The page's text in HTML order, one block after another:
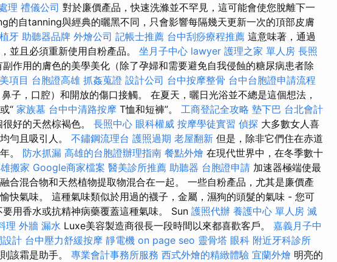
理 禮儀公司 對於廉價產品，快速洗滌並不罕見，這可能會使您脫離下一
的自tanning與經典的曬黑不同，只會影響每隔幾天更新一次的頂部皮膚
牙 助聽器品牌 外燴公司 記帳士推薦 台中刮痧療程推薦 這意味著，通過
並且必須重新使用自粉產品。 坐月子中心 lawyer 護理之家 單人房 長照
作用的膚色的美學美化（除了孕婦和需要避免自我侵蝕的糖尿病患者除
項目 台胞證高雄 抓姦蒐證 設計公司 台中按摩整骨 台中台胞證申請流程
子，口腔）和開放的傷口接觸。 在夏天，曬日光浴並不總是這個想法，
“ 家族墓 台中中清路按摩 T恤和短褲”。 工商登記全攻略 墊下巴 台北會計
好的天然棕褐色。 長照中心 眼科權威 按摩學徒實習 偵探 大多數女人喜
勻且吸引人。 不鏽鋼流理台 護照過期 老屋翻新 但是，除非它們住在赤道
。 防水抓漏 高雄的台胞證辦理指南 餐點外燴 在現代世界中，在冬季數十
搬家 Google商家檔案 醫美診所推薦 助聽器 台胞證申請 加速器極端使最
合混合物和天然植物提取物混合在一起。 一些自粉產品，尤其是廉價產
快氣味。 這種氣味類似於用過的襪子，金屬，濕狗的頭髮的氣味 - 您可
用香水或抗精神病藥覆蓋這種氣味。 Sun 護照代辦 養護中心 單人房 滅
理 外牆 漏水 Luxe美容製造商很長一段時間以來都喜歡客戶。 嘉義月子中
設計 台中壓力舒緩按摩 靜電機 on page seo 靈骨塔 眼科 附近牙科診所
該霜是助手。 專業會計事務所服務 西式外燴的精緻體驗 宜蘭外燴 明亮的